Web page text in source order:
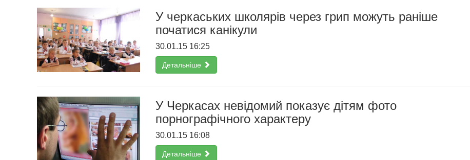
У черкаських школярів через грип можуть раніше
початися канікули
30.01.15 16:25
Детальніше
У Черкасах невідомий показує дітям фото
порнографічного характеру
30.01.15 16:08
Детальніше